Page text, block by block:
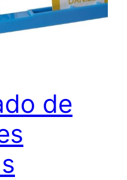
de